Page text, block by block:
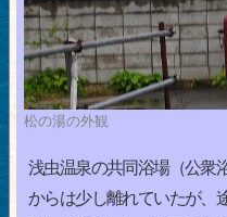
松の湯の外観
浅虫温泉の共同浴場（公衆
からは少し離れていたが、